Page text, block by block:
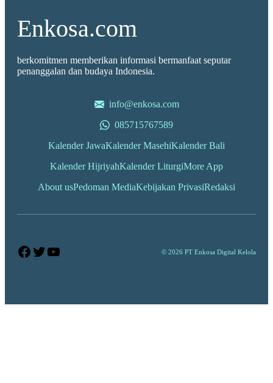
Enkosa.com
berkomitmen memberikan informasi bermanfaat seputar
penanggalan dan budaya Indonesia.
info@enkosa.com
085715767589
Kalender JawaKalender MasehiKalender Bali
Kalender HijriyahKalender LiturgiMore App
About usPedoman MediaKebijakan PrivasiRedaksi
Facebook
Twitter
YouTube © 2026 PT Enkosa Digital Kelola